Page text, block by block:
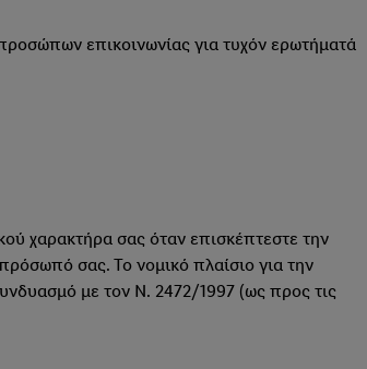
επικοινωνίας για τυχόν ερωτήματά
χαρακτήρα σας όταν επισκέπτεστε την
σας. Το νομικό πλαίσιο για την
με τον Ν. 2472/1997 (ως προς τις